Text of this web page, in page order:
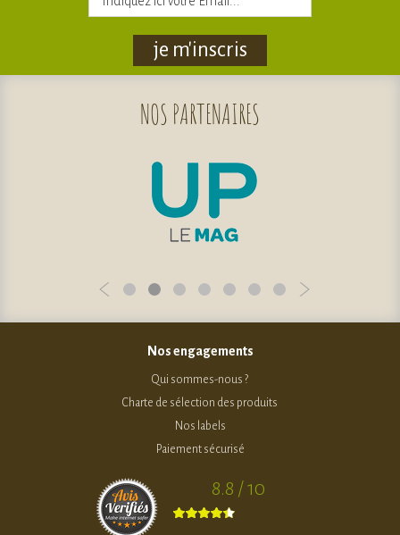
je m'inscris
NOS PARTENAIRES
Nos engagements
Qui sommes-nous ?
Charte de sélection des produits
Nos labels
Paiement sécurisé
8.8 / 10